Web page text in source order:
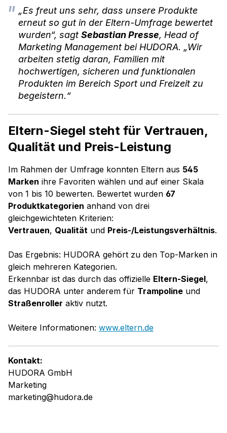
„Es freut uns sehr, dass unsere Produkte
erneut so gut in der Eltern-Umfrage bewertet
wurden“, sagt Sebastian Presse, Head of
Marketing Management bei HUDORA. „Wir
arbeiten stetig daran, Familien mit
hochwertigen, sicheren und funktionalen
Produkten im Bereich Sport und Freizeit zu
begeistern.“
Eltern-Siegel steht für Vertrauen,
Qualität und Preis-Leistung
Im Rahmen der Umfrage konnten Eltern aus 545
Marken ihre Favoriten wählen und auf einer Skala
von 1 bis 10 bewerten. Bewertet wurden 67
Produktkategorien anhand von drei
gleichgewichteten Kriterien:
Vertrauen, Qualität und Preis-/Leistungsverhältnis.
Das Ergebnis: HUDORA gehört zu den Top-Marken in
gleich mehreren Kategorien.
Erkennbar ist das durch das offizielle Eltern-Siegel,
das HUDORA unter anderem für Trampoline und
Straßenroller aktiv nutzt.
Weitere Informationen: www.eltern.de
Kontakt:
HUDORA GmbH
Marketing
marketing@hudora.de